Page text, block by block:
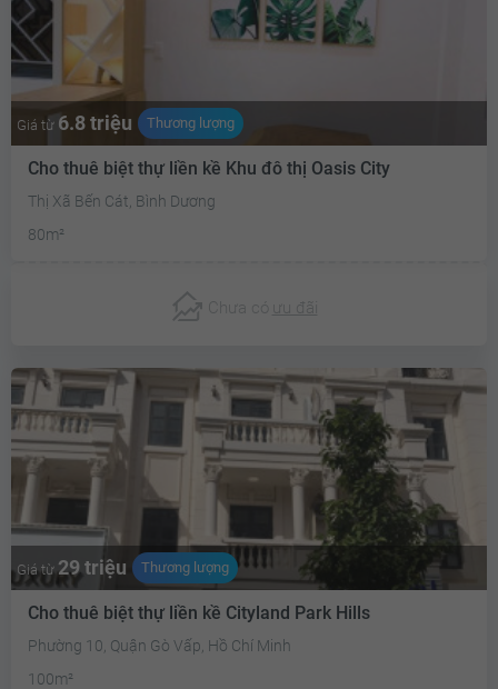
Giá từ 6.8 triệu Thương lượng
Cho thuê biệt thự liền kề Khu đô thị Oasis City
Thị Xã Bến Cát, Bình Dương
80m²
Chưa có ưu đãi
Giá từ 29 triệu Thương lượng
Cho thuê biệt thự liền kề Cityland Park Hills
Phường 10, Quận Gò Vấp, Hồ Chí Minh
100m²